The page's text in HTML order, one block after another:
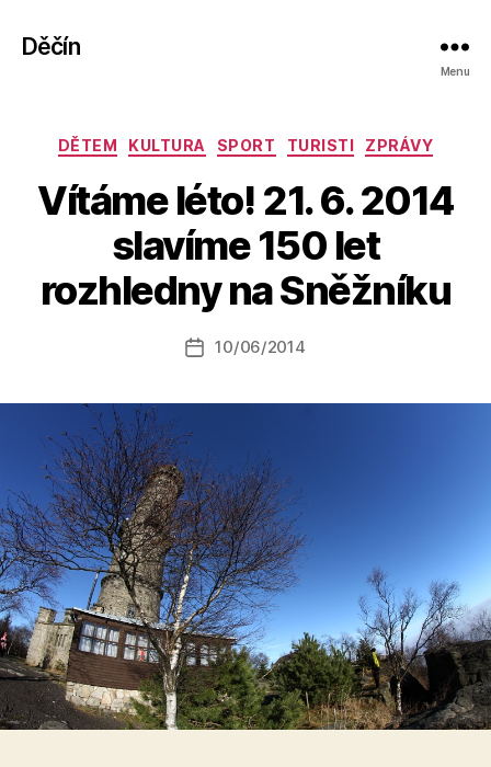
Děčín
Menu
Rubriky
DĚTEM KULTURA SPORT TURISTI ZPRÁVY
Vítáme léto! 21. 6. 2014
slavíme 150 let
rozhledny na Sněžníku
Autor
příspěvku
A
u
t
o
a
Datum
10/06/2014